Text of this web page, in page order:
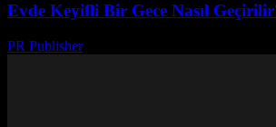
Evde Keyifli Bir Gece Nasıl
PR Publisher-